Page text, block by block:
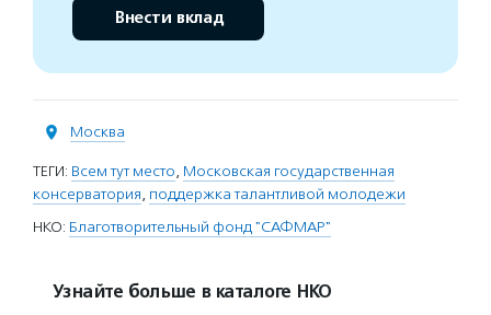
Внести вклад
Москва
ТЕГИ: Всем тут место, Московская государственная
консерватория, поддержка талантливой молодежи
НКО: Благотворительный фонд "САФМАР"
Узнайте больше в каталоге НКО